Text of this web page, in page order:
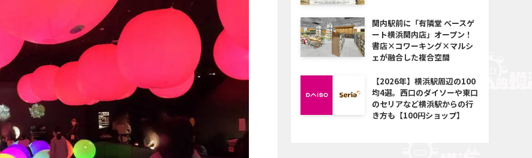
関内駅前に「有隣堂 ベースゲ
ート横浜関内店」オープン！
書店×コワーキング×マルシ
ェが融合した複合空間
【2026年】横浜駅周辺の100
均4選。西口のダイソーや東口
のセリアなど横浜駅からの行
き方も【100円ショップ】